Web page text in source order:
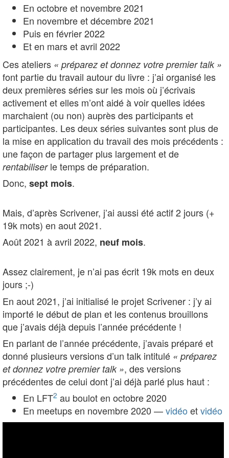
En octobre et novembre 2021
En novembre et décembre 2021
Puis en février 2022
Et en mars et avril 2022
Ces ateliers « préparez et donnez votre premier talk »
font partie du travail autour du livre : j’ai organisé les
deux premières séries sur les mois où j’écrivais
activement et elles m’ont aidé à voir quelles idées
marchaient (ou non) auprès des participants et
participantes. Les deux séries suivantes sont plus de
la mise en application du travail des mois précédents :
une façon de partager plus largement et de
rentabiliserle temps de préparation.
Donc, sept mois.
Mais, d’après Scrivener, j’ai aussi été actif 2 jours (+
19k mots) en aout 2021.
Août 2021 à avril 2022, neuf mois.
Assez clairement, je n’ai pas écrit 19k mots en deux
jours ;-)
En aout 2021, j’ai initialisé le projet Scrivener : j’y ai
importé le début de plan et les contenus brouillons
que j’avais déjà depuis l’année précédente !
En parlant de l’année précédente, j’avais préparé et
donné plusieurs versions d’un talk intitulé « préparez
et donnez votre premier talk », des versions
précédentes de celui dont j’ai déjà parlé plus haut :
En LFT2 au boulot en octobre 2020
En meetups en novembre 2020 —vidéo etvidéo